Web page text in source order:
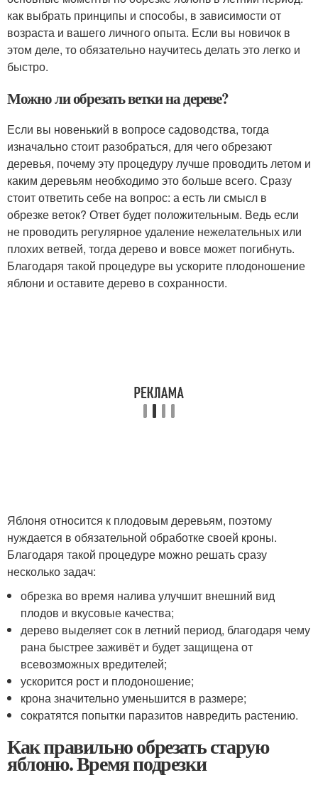
как выбрать принципы и способы, в зависимости от
возраста и вашего личного опыта. Если вы новичок в
этом деле, то обязательно научитесь делать это легко и
быстро.
Можно ли обрезать ветки на дереве?
Если вы новенький в вопросе садоводства, тогда
изначально стоит разобраться, для чего обрезают
деревья, почему эту процедуру лучше проводить летом и
каким деревьям необходимо это больше всего. Сразу
стоит ответить себе на вопрос: а есть ли смысл в
обрезке веток? Ответ будет положительным. Ведь если
не проводить регулярное удаление нежелательных или
плохих ветвей, тогда дерево и вовсе может погибнуть.
Благодаря такой процедуре вы ускорите плодоношение
яблони и оставите дерево в сохранности.
Яблоня относится к плодовым деревьям, поэтому
нуждается в обязательной обработке своей кроны.
Благодаря такой процедуре можно решать сразу
несколько задач:
обрезка во время налива улучшит внешний вид
плодов и вкусовые качества;
дерево выделяет сок в летний период, благодаря чему
рана быстрее заживёт и будет защищена от
всевозможных вредителей;
ускорится рост и плодоношение;
крона значительно уменьшится в размере;
сократятся попытки паразитов навредить растению.
Как правильно обрезать старую
яблоню. Время подрезки